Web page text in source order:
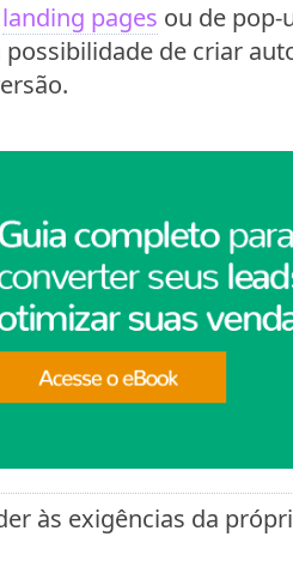
landing pages ou de pop-
possibilidade de criar
às exigências da